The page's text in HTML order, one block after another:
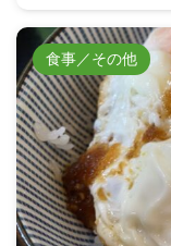
食事／その他